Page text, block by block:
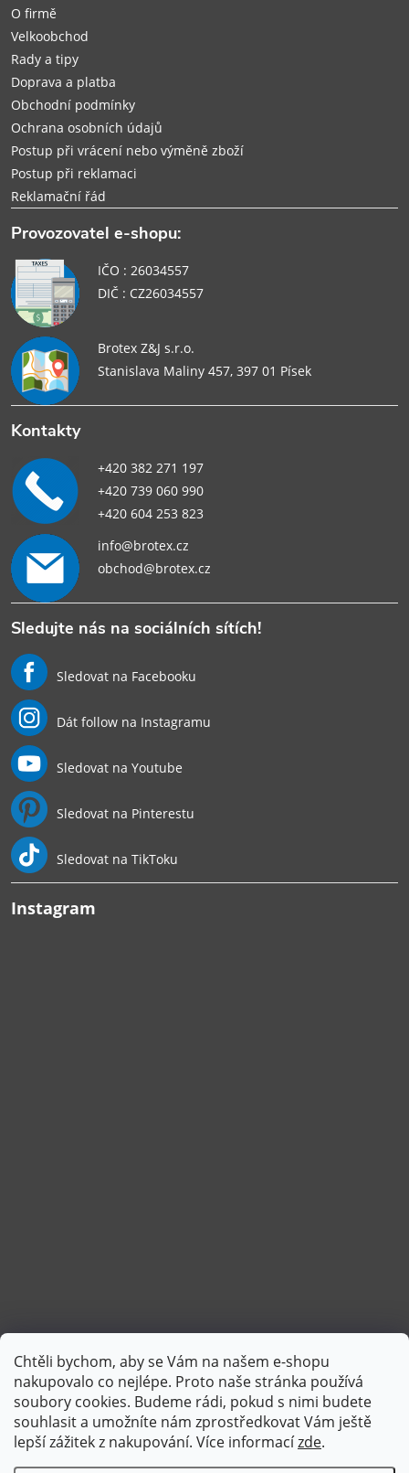
Chtěli bychom, aby se Vám na našem e-shopu
nakupovalo co nejlépe. Proto naše stránka používá
soubory cookies. Budeme rádi, pokud s nimi budete
souhlasit a umožníte nám zprostředkovat Vám ještě
lepší zážitek z nakupování. Více informacízde.
O firmě
Velkoobchod
Rady a tipy
Doprava a platba
Obchodní podmínky
Ochrana osobních údajů
Postup při vrácení nebo výměně zboží
Postup při reklamaci
Reklamační řád
Provozovatel e-shopu:
IČO : 26034557
DIČ : CZ26034557
Brotex Z&J s.r.o.
Stanislava Maliny 457, 397 01 Písek
Kontakty
+420 382 271 197
+420 739 060 990
+420 604 253 823
info@brotex.cz
obchod@brotex.cz
Sledujte nás na sociálních sítích!
Sledovat na Facebooku
Dát follow na Instagramu
Sledovat na Youtube
Sledovat na Pinterestu
Sledovat na TikToku
Instagram
Sledovat na Instagramu